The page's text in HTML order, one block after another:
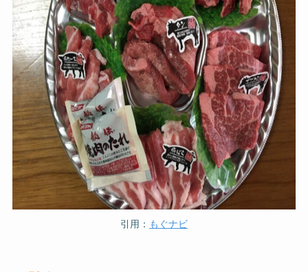
引用： もぐナビ